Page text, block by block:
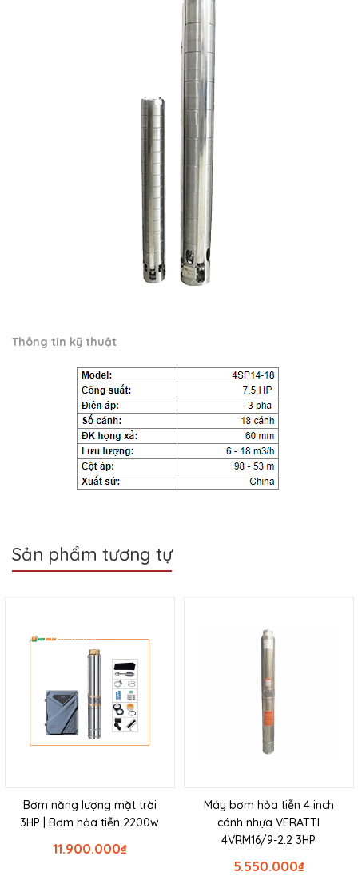
Thông tin kỹ thuật
Sản phẩm tương tự
Bơm năng lượng mặt trời
3HP | Bơm hỏa tiễn 2200w
₫
11.900.000
Máy bơm hỏa tiễn 4 inch
cánh nhựa VERATTI
4VRM16/9-2.2 3HP
₫
5.550.000